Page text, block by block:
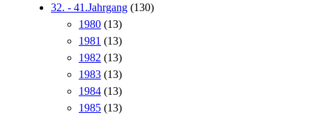
32. - 41.Jahrgang (130)
1980 (13)
1981 (13)
1982 (13)
1983 (13)
1984 (13)
1985 (13)